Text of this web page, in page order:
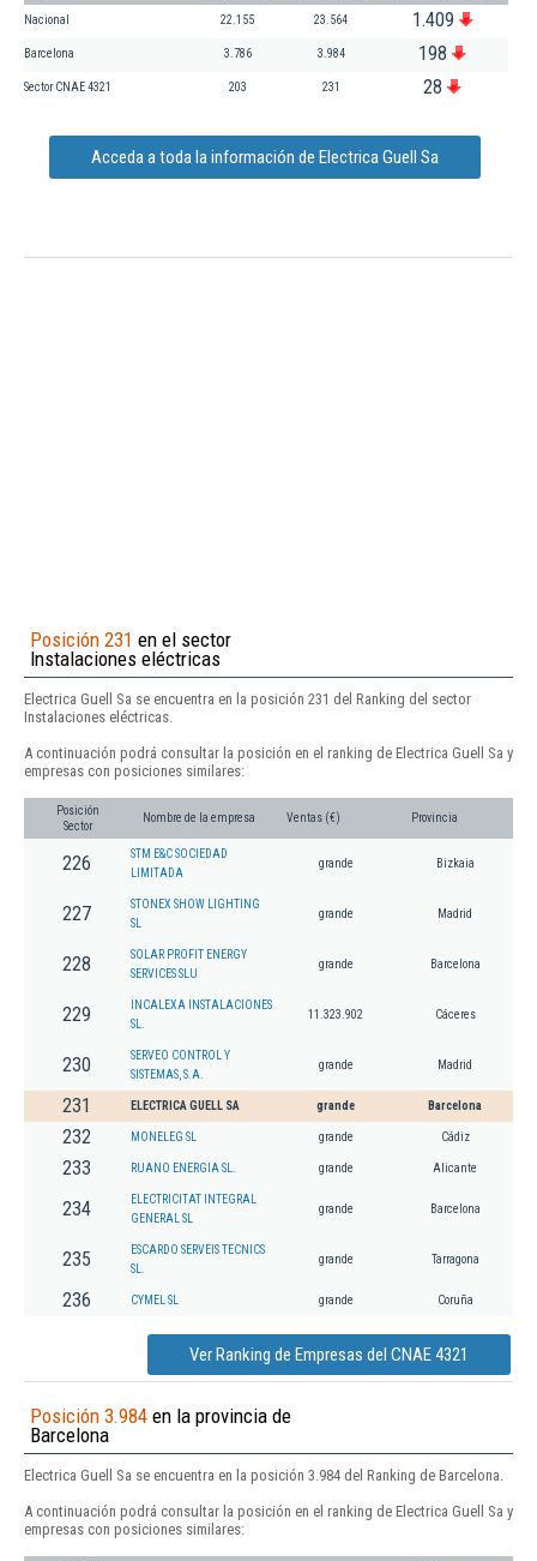
Nacional 22.155 23.564 1.409
Barcelona 3.786 3.984 198
Sector CNAE 4321 203 231 28
Acceda a toda la información de Electrica Guell Sa
Posición 231 en el sector
Instalaciones eléctricas
Electrica Guell Sa se encuentra en la posición 231 del Ranking del sector
Instalaciones eléctricas.
A continuación podrá consultar la posición en el ranking de Electrica Guell Sa y
empresas con posiciones similares:
Posición
Sector
Nombre de la empresa Ventas (€) Provincia
226
STM E&C SOCIEDAD
LIMITADA
grande Bizkaia
227
STONEX SHOW LIGHTING
SL
grande Madrid
228
SOLAR PROFIT ENERGY
SERVICES SLU
grande Barcelona
229
INCALEXA INSTALACIONES
SL.
11.323.902 Cáceres
230
SERVEO CONTROL Y
SISTEMAS, S.A.
grande Madrid
231 ELECTRICA GUELL SA grande Barcelona
232 MONELEG SL grande Cádiz
233 RUANO ENERGIA SL. grande Alicante
234
ELECTRICITAT INTEGRAL
GENERAL SL
grande Barcelona
235
ESCARDO SERVEIS TECNICS
SL.
grande Tarragona
236 CYMEL SL grande Coruña
Ver Ranking de Empresas del CNAE 4321
Posición 3.984 en la provincia de
Barcelona
Electrica Guell Sa se encuentra en la posición 3.984 del Ranking de Barcelona.
A continuación podrá consultar la posición en el ranking de Electrica Guell Sa y
empresas con posiciones similares: